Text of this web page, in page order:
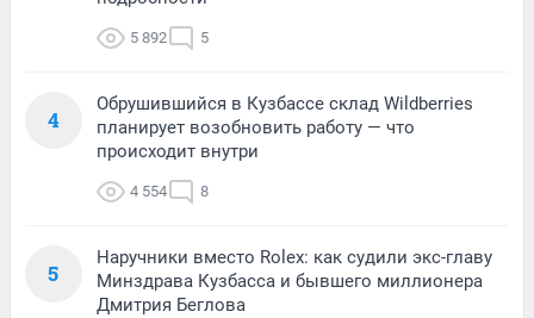
5 892 5
4
Обрушившийся в Кузбассе склад Wildberries
планирует возобновить работу — что
происходит внутри
4 554 8
5
Наручники вместо Rolex: как судили экс-главу
Минздрава Кузбасса и бывшего миллионера
Дмитрия Беглова